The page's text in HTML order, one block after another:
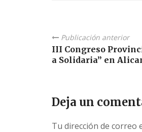
Publicación anterior
III Congreso
a Solidaria” en
Deja un
Tu dirección de correo